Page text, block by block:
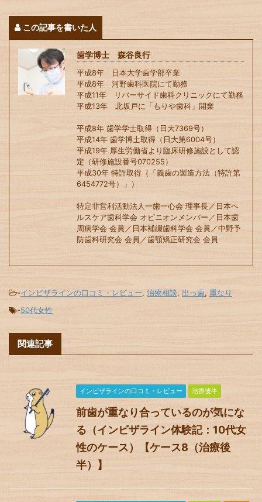
この記事を書いた人
歯学博士 森谷良行
平成8年 日本大学歯学部卒業
平成8年 河野歯科医院にて勤務
平成11年 リバーサイド歯科クリニックにて勤務
平成13年 北坂戸に「もりや歯科」開業
平成8年 歯学学士取得（日大7369号）
平成14年 歯学博士取得（日大第6004号）
平成19年 厚生労働省より臨床研修施設として認
定（研修施設番号070255）
平成30年 特許取得（「義歯の製造方法（特許第
6454772号）」）
特定非営利活動法人一歯一心会 理事長／日本ヘ
ルスケア歯科学会 オピニオンメンバー／日本歯
周病学会 会員／日本補綴歯科学会 会員／中野予
防歯科研究会 会員／歯顎矯正研究会 会員
-インビザラインの口コミ・レビュー, 治療相談, 出っ歯, 重なり
-50代女性
関連記事
インビザラインの口コミ・レビュー 治療後半
前歯が重なり合っているのが気にな
る（インビザライン体験記：10代女
性のケース）【ケース8（治療後
半）】